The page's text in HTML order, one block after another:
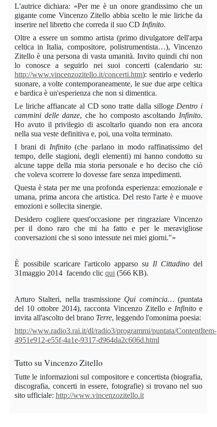
L'autrice dichiara: «Per me è un onore grandissimo che un
gigante come Vincenzo Zitello abbia scelto le mie liriche da
inserire nel libretto che correda il suo CD Infinito.
Oltre a essere un sommo artista (primo divulgatore dell'arpa
celtica in Italia, compositore, polistrumentista…), Vincenzo
Zitello è una persona di vasta umanità. Invito quindi chi non
lo conosce a seguirlo nei suoi concerti (calendario su:
http://www.vincenzozitello.it/concerti.htm): sentirlo e vederlo
suonare, a volte contemporaneamente, le sue due arpe celtica
e bardica è un'esperienza che non si dimentica.
Le liriche affiancate al CD sono tratte dalla silloge Dentro i
cammini delle danze, che ho composto ascoltando Infinito.
Ho avuto il privilegio di ascoltarlo quando non era ancora
nella sua veste definitiva e, poi, una volta terminato.
I brani di Infinito(che parlano in modo raffinatissimo del
tempo, delle stagioni, degli elementi) mi hanno condotto su
alcune tappe della mia storia personale e ho deciso che ciò
che voleva scorrere lo dovesse fare senza impedimenti.
Questa è stata per me una profonda esperienza: emozionale e
umana, prima ancora che artistica. Del resto l'arte è e muove
emozioni e sollecita sinergie.
Desidero cogliere quest'occasione per ringraziare Vincenzo
per il dono raro che mi ha fatto e per le meravigliose
conversazioni che si sono intessute nei miei giorni."»
È possibile scaricare l'articolo apparso su Il Cittadino del
31maggio 2014 facendo clic qui (566 KB).
Arturo Stalteri, nella trasmissione Qui comincia…(puntata
del 10 ottobre 2014), racconta Vincenzo Zitello e Infinitoe
invita all'ascolto del brano Terre, leggendo l'omonima poesia:
http://www.radio3.rai.it/dl/radio3/programmi/puntata/ContentItem-
4951e912-e55f-4a1e-9317-d964da2c606d.html
Tutto su VincenzoZitello
Tutte le informazioni sul compositore e concertista (biografia,
discografia, concerti in essere, fotografie) si trovano nel suo
sito ufficiale: http://www.vincenzozitello.it